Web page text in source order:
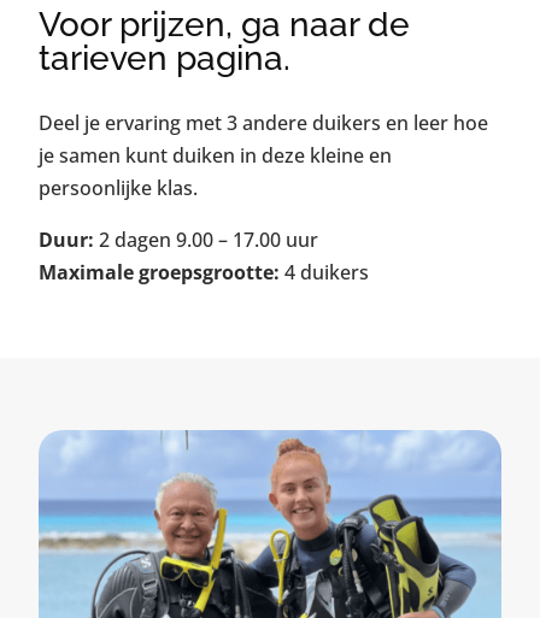
Voor prijzen, ga naar de
tarieven pagina.
Deel je ervaring met 3 andere duikers en leer hoe
je samen kunt duiken in deze kleine en
persoonlijke klas.
Duur: 2 dagen 9.00 – 17.00 uur
Maximale groepsgrootte: 4 duikers